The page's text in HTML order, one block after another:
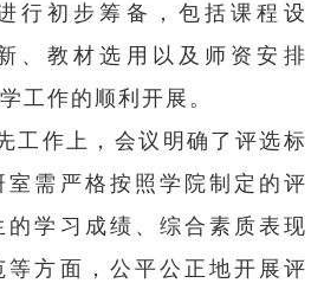
行初步筹备，包括课程设
、教材选用以及师资安排
工作的顺利开展。
工作上，会议明确了评选标
室需严格按照学院制定的评
的学习成绩、综合素质表现
等方面，公平公正地开展评